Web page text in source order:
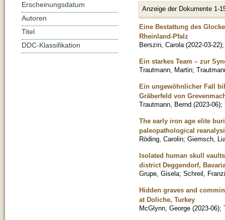
Anzeige der Dokumente 1-
Eine Bestattung des
Rheinland-Pfalz
Berszin, Carola (2022-03-22)
Ein starkes Team – zur
Trautmann, Martin;
Ein ungewöhnlicher Fall
Gräberfeld von
Trautmann, Bernd (2023-06);
The early iron age elite
paleopathological
Röding, Carolin; Giemsch,
Isolated human skull
district Deggendorf,
Grupe, Gisela; Schreil,
Hidden graves and
at Doliche, Turkey
McGlynn, George (2023-06);
Erscheinungsdatum
Autoren
Titel
DDC-Klassifikation